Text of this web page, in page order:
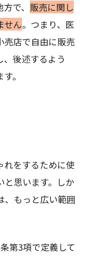
で、 販売に関し
せん。つまり、医
売店で自由に販売
後述するよう
。
れをするために使
と思います。しか
、もっと広い範囲
第3項で定義して